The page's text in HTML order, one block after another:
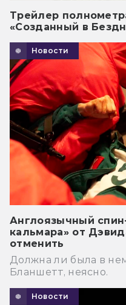
Трейлер
«Созданный в
Новости
Англоязычный
кальмара» от
отменить
Должна ли была в
Бланшетт, неясно.
Новости